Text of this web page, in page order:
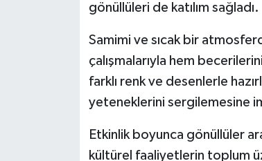
gönüllüleri de katılım sağladı.
Samimi ve sıcak bir
çalışmalarıyla hem
farklı renk ve desenlerle
yeteneklerini sergilemesine
Etkinlik boyunca gönüllüler
kültürel faaliyetlerin toplum